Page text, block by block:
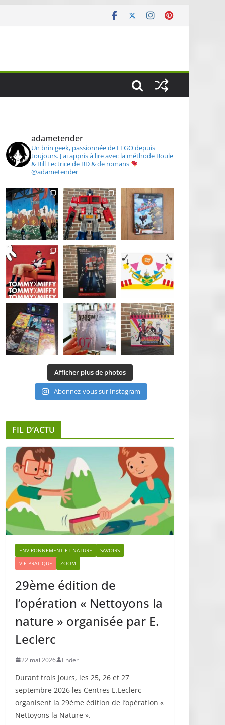
adametender
Un brin geek, passionnée de LEGO depuis
toujours. J'ai appris à lire avec la méthode Boule
& Bill Lectrice de BD & de romans
@adametender
Afficher plus de photos
Abonnez-vous sur Instagram
FIL D’ACTU
ENVIRONNEMENT ET NATURE
SAVOIRS
VIE PRATIQUE
ZOOM
29ème édition de
l’opération « Nettoyons la
nature » organisée par E.
Leclerc
22 mai 2026 Ender
Durant trois jours, les 25, 26 et 27
septembre 2026 les Centres E.Leclerc
organisent la 29ème édition de l’opération «
Nettoyons la Nature ».